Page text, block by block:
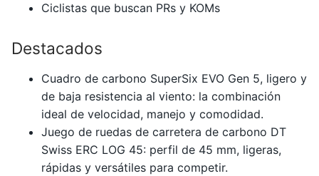
Ciclistas que buscan PRs y KOMs
Destacados
Cuadro de carbono SuperSix EVO Gen 5, ligero y
de baja resistencia al viento: la combinación
ideal de velocidad, manejo y comodidad.
Juego de ruedas de carretera de carbono DT
Swiss ERC LOG 45: perfil de 45 mm, ligeras,
rápidas y versátiles para competir.